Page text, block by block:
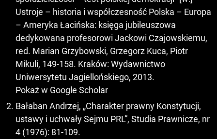
Ustroje – historia i współczesność Polska – Europa
– Ameryka Łacińska: księga jubileuszowa
dedykowana profesorowi Jackowi Czajowskiemu,
red. Marian Grzybowski, Grzegorz Kuca, Piotr
Mikuli, 149-158. Kraków: Wydawnictwo
Uniwersytetu Jagiellońskiego, 2013.
Pokaż w Google Scholar
Bałaban Andrzej, „Charakter prawny Konstytucji,
ustawy i uchwały Sejmu PRL”, Studia Prawnicze, nr
4 (1976): 81-109.